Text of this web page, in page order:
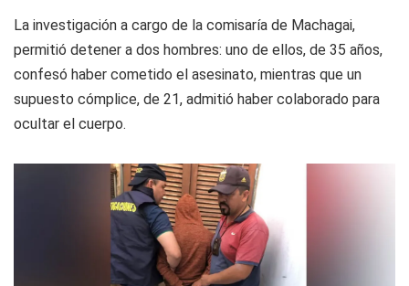
La investigación a cargo de la comisaría de Machagai,
permitió detener a dos hombres: uno de ellos, de 35 años,
confesó haber cometido el asesinato, mientras que un
supuesto cómplice, de 21, admitió haber colaborado para
ocultar el cuerpo.